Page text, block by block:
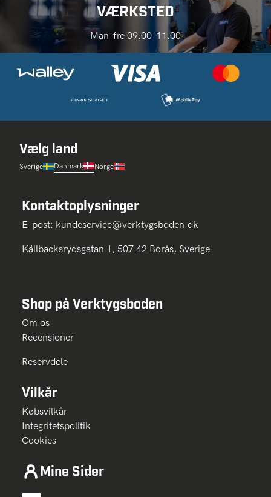
VÆRKSTED
Man-fre 09.00-11.00
Vælg land
Sverige Danmark Norge
Kontaktoplysninger
E-post: kundeservice@verktygsboden.dk
Källbäcksrydsgatan 1, 507 42 Borås, Sverige
Shop på Verktygsboden
Om os
Recensioner
Reservdele
Vilkår
Købsvilkår
Integritetspolitik
Cookies
Mine Sider